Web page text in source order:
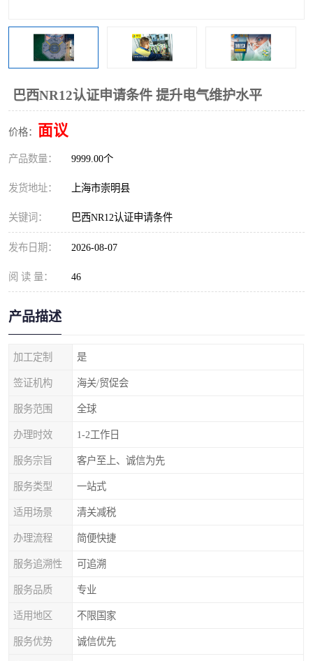
巴西NR12认证申请条件 提升电气维护水平
价格： 面议
产品数量： 9999.00个
发货地址： 上海市崇明县
关键词： 巴西NR12认证申请条件
发布日期： 2026-08-07
阅 读 量： 46
产品描述
加工定制 是
签证机构 海关/贸促会
服务范围 全球
办理时效 1-2工作日
服务宗旨 客户至上、诚信为先
服务类型 一站式
适用场景 清关减税
办理流程 简便快捷
服务追溯性 可追溯
服务品质 专业
适用地区 不限国家
服务优势 诚信优先